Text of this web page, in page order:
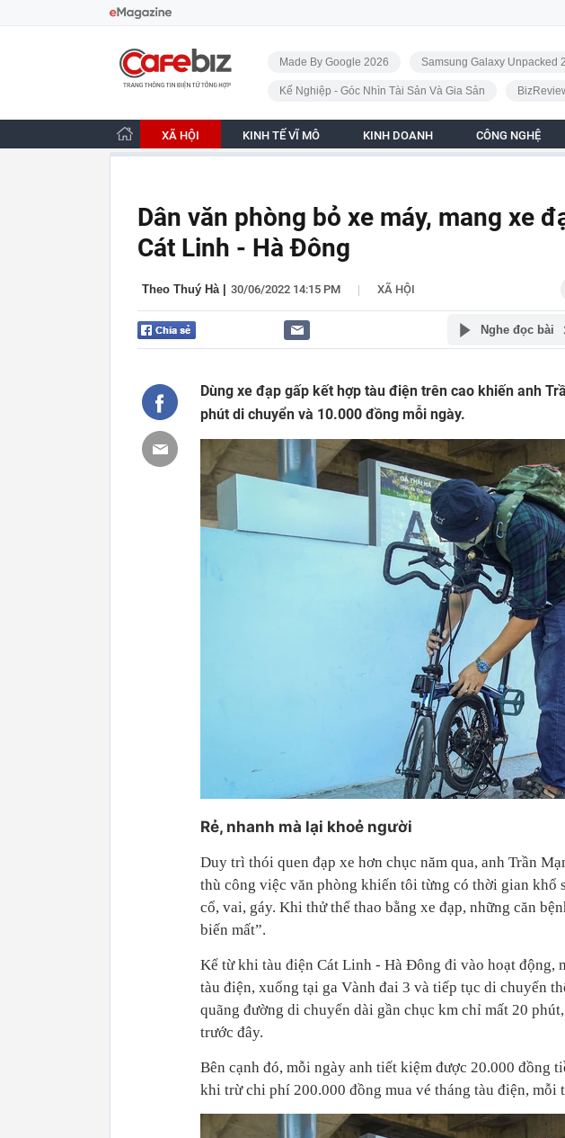
CafeBiz - Trang chủ
Made By Google 2026 Samsung Galaxy Unpacked
Kế Nghiệp - Góc Nhìn Tài Sản Và Gia Sản
XÃ HỘI KINH TẾ VĨ MÔ KINH DOANH CÔNG NGHỆ
Dân văn phòng bỏ xe máy, mang xe
Cát Linh - Hà Đông
Theo Thuý Hà| 30/06/2022 14:15 PM | XÃ HỘI
Nghe đọc bài
Dùng xe đạp gấp kết hợp tàu điện trên cao khiến anh
phút di chuyển và 10.000 đồng mỗi ngày.
Rẻ, nhanh mà lại khoẻ người
Duy trì thói quen đạp xe hơn chục năm qua, anh Trần
thù công việc văn phòng khiến tôi từng có thời gian khổ
cổ, vai, gáy. Khi thử thể thao bằng xe đạp, những căn
biến mất”.
Kể từ khi tàu điện Cát Linh - Hà Đông đi vào hoạt động,
tàu điện, xuống tại ga Vành đai 3 và tiếp tục di chuyển
quãng đường di chuyển dài gần chục km chỉ mất 20
trước đây.
Bên cạnh đó, mỗi ngày anh tiết kiệm được 20.000 đồng
khi trừ chi phí 200.000 đồng mua vé tháng tàu điện, mỗi